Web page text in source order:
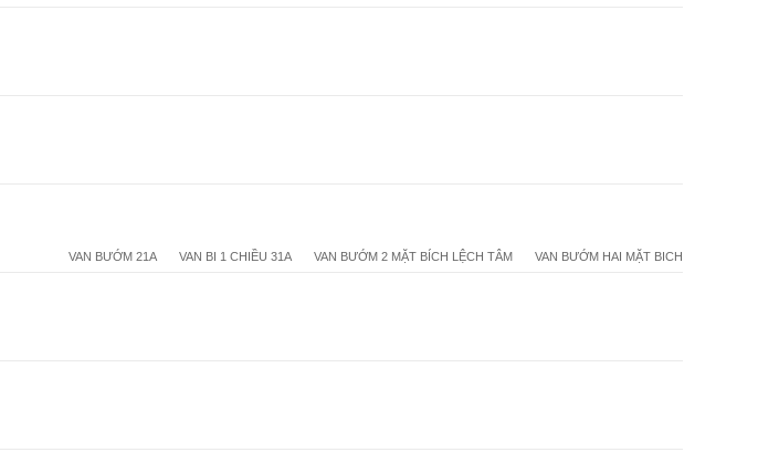
VAN BƯỚM 21A VAN BI 1 CHIỀU 31A VAN BƯỚM 2 MẶT BÍCH LỆCH TÂM VAN BƯỚM HAI MẶT BICH